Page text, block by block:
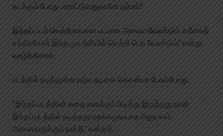
நடக்கும் போது பாராட்டுவதுதானே தர்மம்?
இந்தப் படம் வெற்றிகரமான படமாக அமைய வேண்டும். கணேஷ்
சந்திரசேகர் இந்த முயற்சியில் வெற்றி பெற வேண்டும்” என்று
வாழ்த்தினார்.
படத்தில் நடித்துள்ள ரஷ்ய நடிகை கெசன்யா பேசும்போது,
“இந்தப் படத்தின் கதை எனக்குப் பிடித்து இருந்தது.நான்
இந்தப் படத்தில் நடித்தது மறக்கமுடியாத அனுபவம்.
அனைவருக்கும் நன்றி.” என்றார்.